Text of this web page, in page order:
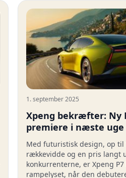
1. september 2025
Xpeng bekræfter: Ny
premiere i næste uge
Med futuristisk design, op til
rækkevidde og en pris langt
konkurrenterne, er Xpeng
rampelyset, når den